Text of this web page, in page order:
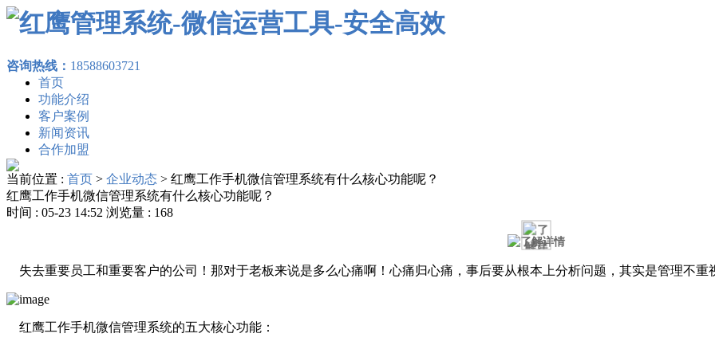
咨询热线： 18588603721
首页
功能介绍
客户案例
新闻资讯
合作加盟
当前位置 : 首页 > 企业动态 > 红鹰工作手机微信管理系统有什么核心功能呢？
红鹰工作手机微信管理系统有什么核心功能呢？
时间 : 05-23 14:52 浏览量 : 168
失去重要员工和重要客户的公司！那对于老板来说是多么心痛啊！心痛归心痛，事后要从根本上分析问题，其实是管理不重
红鹰工作手机微信管理系统的五大核心功能：